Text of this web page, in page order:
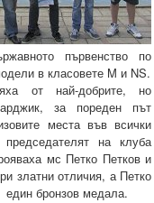
първенство по
в класовете M и NS.
от най-добрите, но
за пореден път
места във всички
на клуба
мс Петко Петков и
златни отличия, а Петко
бронзов медала.